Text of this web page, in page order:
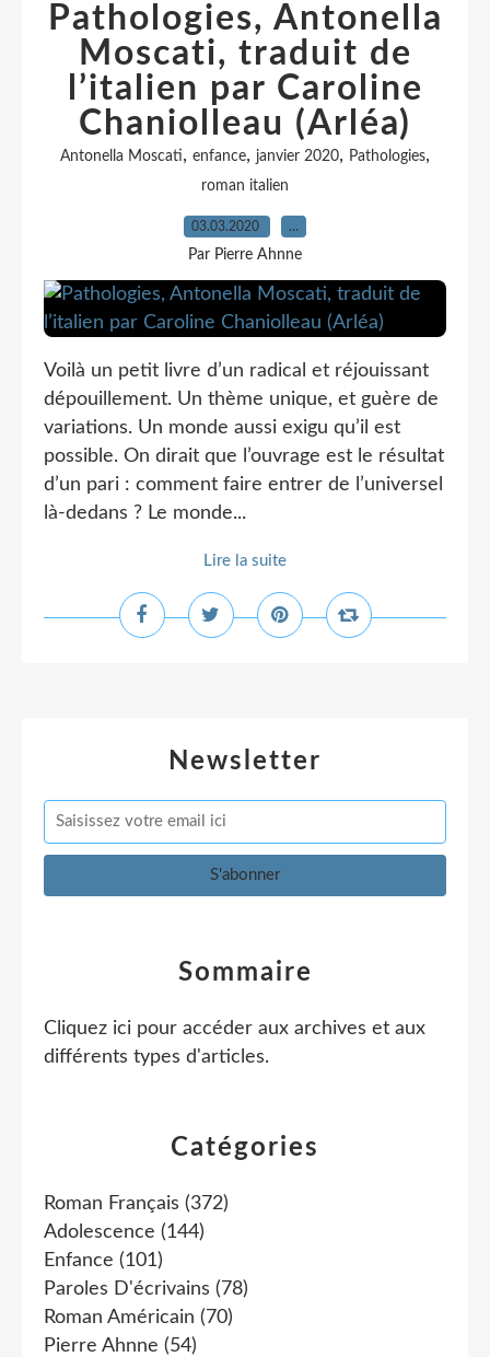
Pathologies, Antonella
Moscati, traduit de
l’italien par Caroline
Chaniolleau (Arléa)
Antonella Moscati, enfance, janvier 2020, Pathologies,
roman italien
03.03.2020 …
Par Pierre Ahnne
Voilà un petit livre d’un radical et réjouissant
dépouillement. Un thème unique, et guère de
variations. Un monde aussi exigu qu’il est
possible. On dirait que l’ouvrage est le résultat
d’un pari : comment faire entrer de l’universel
là-dedans ? Le monde...
Lire la suite
Newsletter
Catégories
Roman Français (372)
Adolescence (144)
Enfance (101)
Paroles D'écrivains (78)
Roman Américain (70)
Pierre Ahnne (54)
Sommaire
Cliquez ici pour accéder aux archives et aux
différents types d'articles.